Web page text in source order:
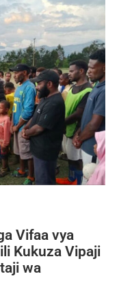
Vifaa vya
Kukuza Vipaji
wa